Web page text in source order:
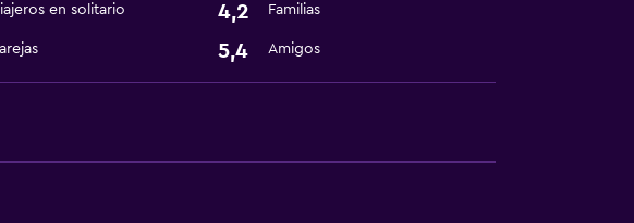
y spa
en solitario 4,2 Familias
5,4 Amigos